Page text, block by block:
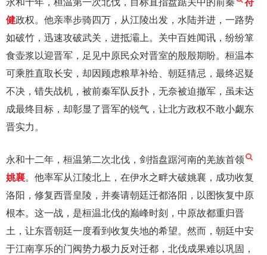
永和十年，桓温第一次北伐，目标直指盘踞关中的前秦
苻
健政权。他亲率步骑四万，从江陵出发，水陆并进，一路势
如破竹，迅速攻破武关，进抵灞上。关中百姓闻讯，纷纷箪
食壶浆以迎晋军，足见中原民众对晋室的殷殷期盼。桓温本
可乘胜直取长安，却因顾虑粮草补给、朝廷猜忌，最终迟疑
不决，错失战机，被前秦军队反扑，无奈被迫撤军，虽未达
成最终目标，却彰显了晋军的锐气，让北方政权不敢小觑东
晋实力。
永和十二年，桓温第二次北伐，剑指盘踞河南的羌族首领
姚襄。他率军从江陵北上，在伊水之畔大破姚襄，成功收复
洛阳，修复西晋皇陵，并奏请朝廷迁都洛阳，以图恢复中原
根本。这一战，是桓温北伐的巅峰时刻，中原故都重归晋
土，让东晋朝廷一度看到收复失地的希望。然而，朝廷中安
于江南享乐的门阀势力极力反对迁都，北伐成果难以巩固，